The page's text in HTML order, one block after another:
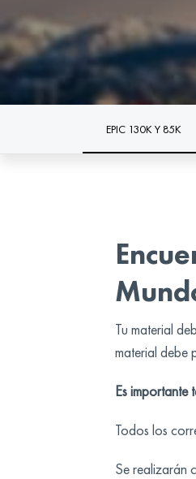
EPIC 130K Y 85K
Tu material
material debe
Es importante
Todos los
Se realizarán